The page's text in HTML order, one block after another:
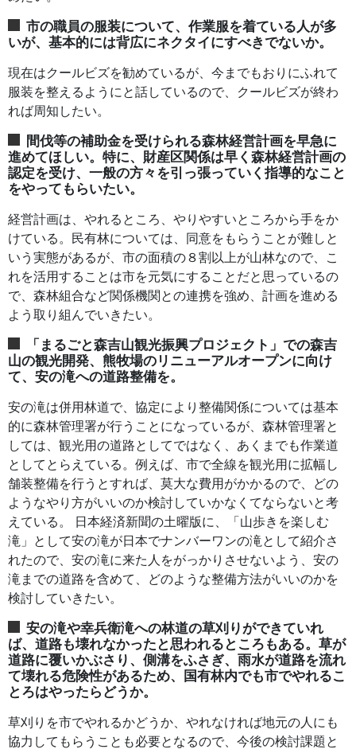
市の職員の服装について、作業服を着ている人が多
いが、基本的には背広にネクタイにすべきでないか。
現在はクールビズを勧めているが、今までもおりにふれて
服装を整えるようにと話しているので、クールビズが終わ
れば周知したい。
間伐等の補助金を受けられる森林経営計画を早急に
進めてほしい。特に、財産区関係は早く森林経営計画の
認定を受け、一般の方々を引っ張っていく指導的なこと
をやってもらいたい。
経営計画は、やれるところ、やりやすいところから手をか
けている。民有林については、同意をもらうことが難しと
いう実態があるが、市の面積の８割以上が山林なので、こ
れを活用することは市を元気にすることだと思っているの
で、森林組合など関係機関との連携を強め、計画を進める
よう取り組んでいきたい。
「まるごと森吉山観光振興プロジェクト」での森吉
山の観光開発、熊牧場のリニューアルオープンに向け
て、安の滝への道路整備を。
安の滝は併用林道で、協定により整備関係については基本
的に森林管理署が行うことになっているが、森林管理署と
しては、観光用の道路としてではなく、あくまでも作業道
としてとらえている。例えば、市で全線を観光用に拡幅し
舗装整備を行うとすれば、莫大な費用がかかるので、どの
ようなやり方がいいのか検討していかなくてならないと考
えている。 日本経済新聞の土曜版に、「山歩きを楽しむ
滝」として安の滝が日本でナンバーワンの滝として紹介さ
れたので、安の滝に来た人をがっかりさせないよう、安の
滝までの道路を含めて、どのような整備方法がいいのかを
検討していきたい。
安の滝や幸兵衛滝への林道の草刈りができていれ
ば、道路も壊れなかったと思われるところもある。草が
道路に覆いかぶさり、側溝をふさぎ、雨水が道路を流れ
て壊れる危険性があるため、国有林内でも市でやれるこ
とろはやったらどうか。
草刈りを市でやれるかどうか、やれなければ地元の人にも
協力してもらうことも必要となるので、今後の検討課題と